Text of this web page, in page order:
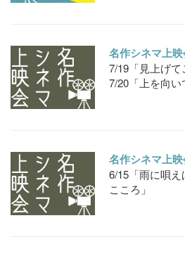
名作シネマ上映
7/19「見上げて
7/20「上を向い
名作シネマ上映
6/15「雨に唄
こころ」